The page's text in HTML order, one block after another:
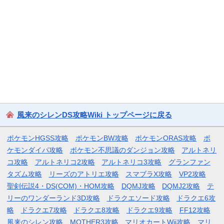
風来のシレンDS攻略Wiki トップページに戻る
ポケモンHGSS攻略 ポケモンBW攻略 ポケモンORAS攻略
ポ
ケモンダイパ攻略
ポケモン不思議のダンジョン攻略
アルトネリ
コ攻略
アルトネリコ2攻略 アルトネリコ3攻略
グランファン
タズム攻略
リーズのアトリエ攻略 スマブラX攻略
VP2攻略
聖剣伝説4・DS(COM)・HOM攻略
DQMJ攻略 DQMJ2攻略
テ
リーのワンダーランド3D攻略
ドラクエソード攻略
ドラクエ6攻
略
ドラクエ7攻略 ドラクエ8攻略 ドラクエ9攻略
FF12攻略
風来のシレン攻略
MOTHER3攻略 マリオカートWii攻略 マリ